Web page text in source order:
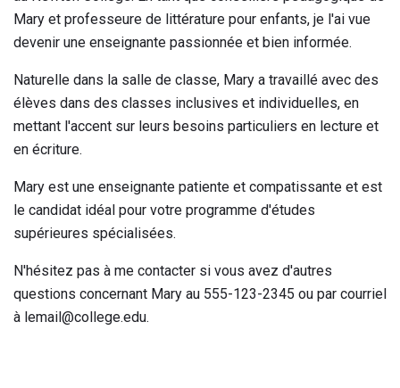
Mary et professeure de littérature pour enfants, je l'ai vue
devenir une enseignante passionnée et bien informée.
Naturelle dans la salle de classe, Mary a travaillé avec des
élèves dans des classes inclusives et individuelles, en
mettant l'accent sur leurs besoins particuliers en lecture et
en écriture.
Mary est une enseignante patiente et compatissante et est
le candidat idéal pour votre programme d'études
supérieures spécialisées.
N'hésitez pas à me contacter si vous avez d'autres
questions concernant Mary au 555-123-2345 ou par courriel
à lemail@college.edu.